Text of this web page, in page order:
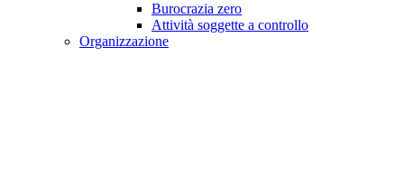
Burocrazia zero
Attività soggette a controllo
Organizzazione